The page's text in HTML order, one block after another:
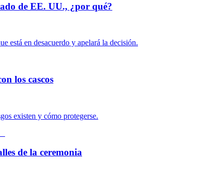
de EE. UU., ¿por qué?
está en desacuerdo y apelará la decisión.
los cascos
existen y cómo protegerse.
de la ceremonia